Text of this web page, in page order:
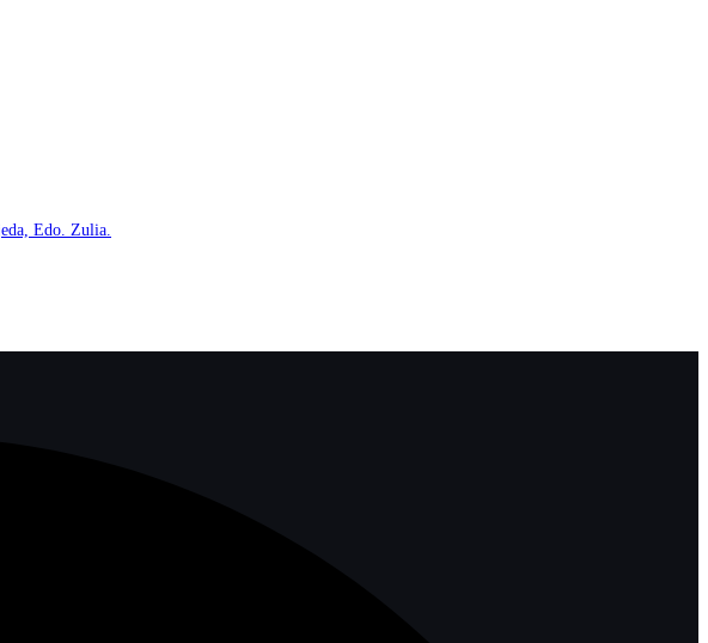
Edo. Zulia.